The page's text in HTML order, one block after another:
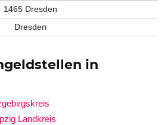
1465 Dresden
Dresden
in
Landkreis